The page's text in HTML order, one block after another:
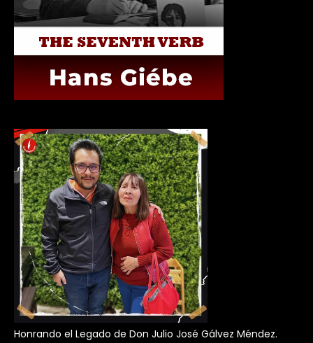
Honrando el Legado de Don Julio José Gálvez Méndez.